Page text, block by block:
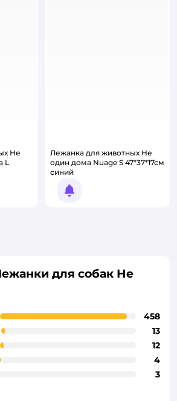
Не
L
Лежанка для животных Не
один дома Nuage S 47*37*17см
синий
Уведомить о появлении
для собак Не
458
13
12
4
3